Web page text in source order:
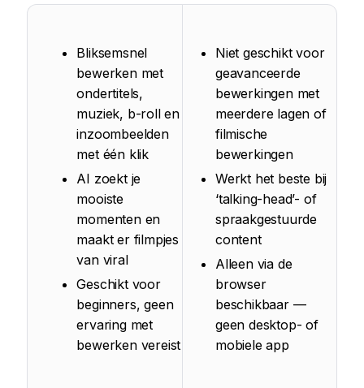
Bliksemsnel
bewerken met
ondertitels,
muziek, b-roll en
inzoombeelden
met één klik
AI zoekt je
mooiste
momenten en
maakt er filmpjes
van viral
Geschikt voor
beginners, geen
ervaring met
bewerken vereist
Niet geschikt voor
geavanceerde
bewerkingen met
meerdere lagen of
filmische
bewerkingen
Werkt het beste bij
‘talking-head’- of
spraakgestuurde
content
Alleen via de
browser
beschikbaar —
geen desktop- of
mobiele app